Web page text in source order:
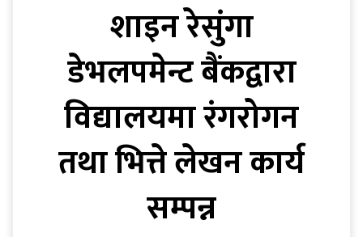
शाइन रेसुंगा
डेभलपमेन्ट बैंकद्वारा
विद्यालयमा रंगरोगन
तथा भित्ते लेखन कार्य
सम्पन्न